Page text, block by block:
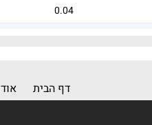
0.04
דף הבית